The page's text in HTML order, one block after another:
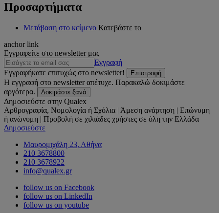
Προσαρτήματα
Μετάβαση στο κείμενο Κατεβάστε το
anchor link
Εγγραφείτε στο newsletter μας
Εγγραφή
Εγγραφήκατε επιτυχώς στο newsletter!
Επιστροφή
Η εγγραφή στο newsletter απέτυχε. Παρακαλώ δοκιμάστε
αργότερα.
Δοκιμάστε ξανά
Δημοσιεύστε στην Qualex
Αρθρογραφία, Νομολογία ή Σχόλια | Άμεση ανάρτηση | Επώνυμη
ή ανώνυμη | Προβολή σε χιλιάδες χρήστες σε όλη την Ελλάδα
Δημοσιεύστε
Μαυρομιχάλη 23, Αθήνα
210 3678800
210 3678922
info@qualex.gr
follow us on Facebook
follow us on LinkedIn
follow us on youtube